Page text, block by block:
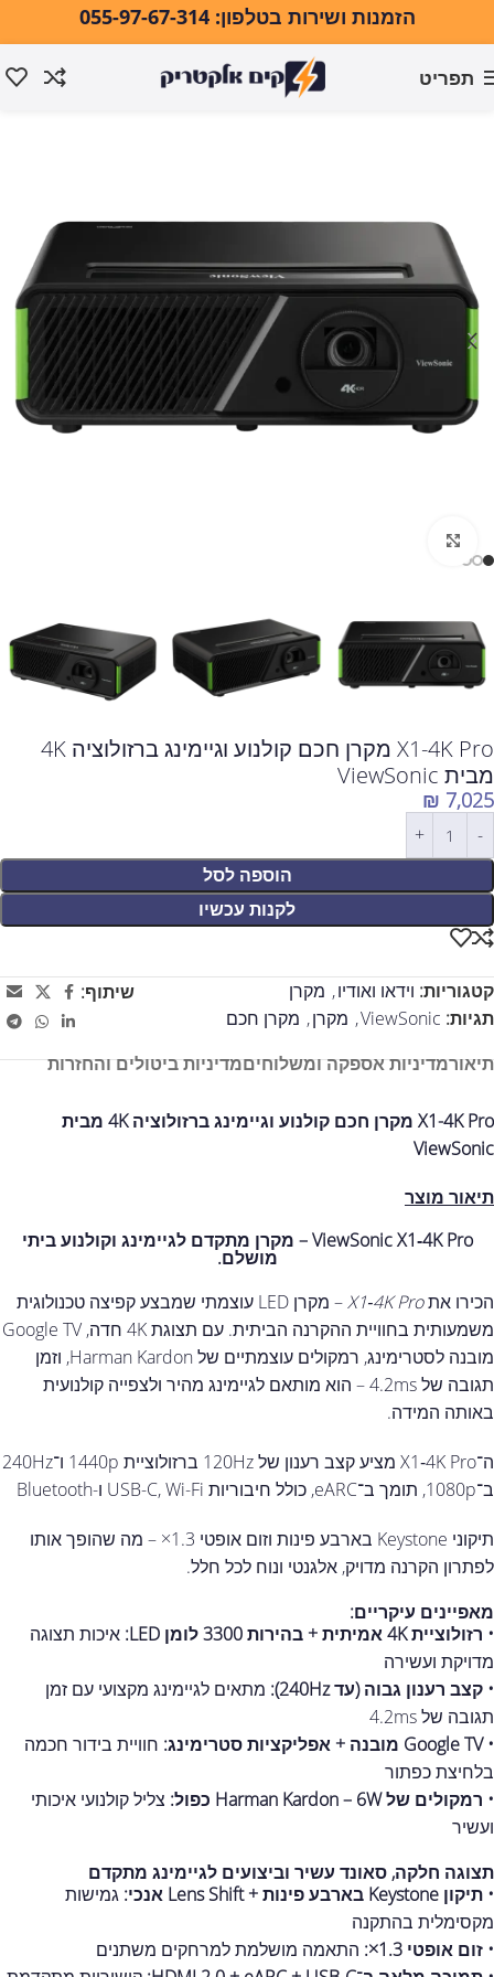
הזמנות ושירות בטלפון: 055-97-67-314
תפריט
עמוד הבית טלוויזיות ואודיו וידאו ואודיו
X1-4K Pro מקרן חכם קולנוע וגיימינג ברזולוציה 4K
מבית ViewSonic
₪ 7,025
הוספה לסל
לקנות עכשיו
קטגוריות: וידאו ואודיו, מקרן
תגיות: ViewSonic
, מקרן, מקרן חכם
שיתוף:
תיאורמדיניות אספקה ומשלוחיםמדיניות ביטולים והחזרות
X1-4K Pro מקרן חכם קולנוע וגיימינג ברזולוציה 4K מבית
ViewSonic
תיאור מוצר
ViewSonic X1‑4K Pro – מקרן מתקדם לגיימינג וקולנוע ביתי
מושלם.
הכירו אתX1‑4K Pro
– מקרן LED עוצמתי שמבצע קפיצה טכנולוגית
משמעותית בחוויית ההקרנה הביתית. עם תצוגת 4K חדה, Google TV
מובנה לסטרימינג, רמקולים עוצמתיים של Harman Kardon, וזמן
תגובה של 4.2ms – הוא מותאם לגיימינג מהיר ולצפייה קולנועית
באותה המידה.
ה־X1‑4K Pro מציע קצב רענון של 120Hz ברזולוציית 1440p ו־240Hz
ב־1080p, תומך ב־eARC, כולל חיבוריות USB-C, Wi-Fi ו-Bluetooth
תיקוני Keystone בארבע פינות וזום אופטי 1.3× – מה שהופך אותו
לפתרון הקרנה מדויק, אלגנטי ונוח לכל חלל.
מאפיינים עיקריים:
• רזולוציית 4K אמיתית + בהירות 3300 לומן LED:
איכות תצוגה
מדויקת ועשירה
• קצב רענון גבוה (עד 240Hz):
מתאים לגיימינג מקצועי עם זמן
תגובה של 4.2ms
• Google TV מובנה + אפליקציות סטרימינג:
חוויית בידור חכמה
בלחיצת כפתור
• רמקולים של Harman Kardon – 6W כפול:
צליל קולנועי איכותי
ועשיר
תצוגה חלקה, סאונד עשיר וביצועים לגיימינג מתקדם
• תיקון Keystone בארבע פינות + Lens Shift אנכי:
גמישות
מקסימלית בהתקנה
• זום אופטי 1.3×:
התאמה מושלמת למרחקים משתנים